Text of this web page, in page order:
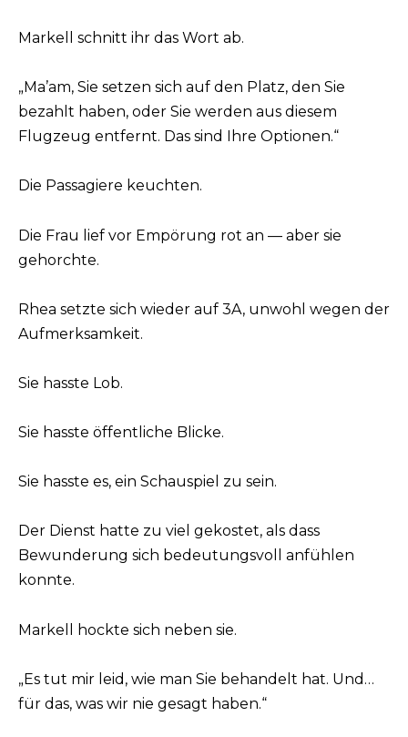
Markell schnitt ihr das Wort ab.
„Ma’am, Sie setzen sich auf den Platz, den Sie
bezahlt haben, oder Sie werden aus diesem
Flugzeug entfernt. Das sind Ihre Optionen.“
Die Passagiere keuchten.
Die Frau lief vor Empörung rot an — aber sie
gehorchte.
Rhea setzte sich wieder auf 3A, unwohl wegen der
Aufmerksamkeit.
Sie hasste Lob.
Sie hasste öffentliche Blicke.
Sie hasste es, ein Schauspiel zu sein.
Der Dienst hatte zu viel gekostet, als dass
Bewunderung sich bedeutungsvoll anfühlen
konnte.
Markell hockte sich neben sie.
„Es tut mir leid, wie man Sie behandelt hat. Und…
für das, was wir nie gesagt haben.“